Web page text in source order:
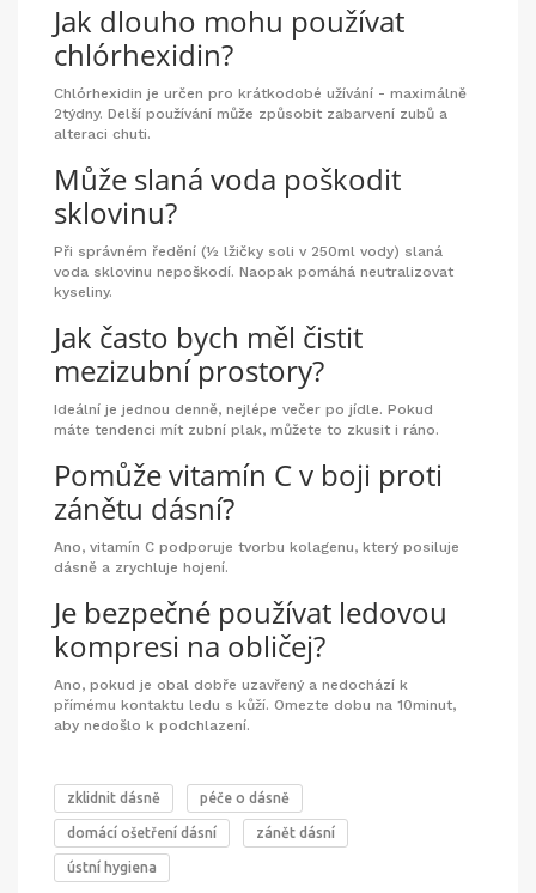
Jak dlouho mohu používat
chlórhexidin?
Chlórhexidin je určen pro krátkodobé užívání - maximálně
2týdny. Delší používání může způsobit zabarvení zubů a
alteraci chuti.
Může slaná voda poškodit
sklovinu?
Při správném ředění (½ lžičky soli v 250ml vody) slaná
voda sklovinu nepoškodí. Naopak pomáhá neutralizovat
kyseliny.
Jak často bych měl čistit
mezizubní prostory?
Ideální je jednou denně, nejlépe večer po jídle. Pokud
máte tendenci mít zubní plak, můžete to zkusit i ráno.
Pomůže vitamín C v boji proti
zánětu dásní?
Ano, vitamín C podporuje tvorbu kolagenu, který posiluje
dásně a zrychluje hojení.
Je bezpečné používat ledovou
kompresi na obličej?
Ano, pokud je obal dobře uzavřený a nedochází k
přímému kontaktu ledu s kůží. Omezte dobu na 10minut,
aby nedošlo k podchlazení.
zklidnit dásně péče o dásně
domácí ošetření dásní zánět dásní
ústní hygiena